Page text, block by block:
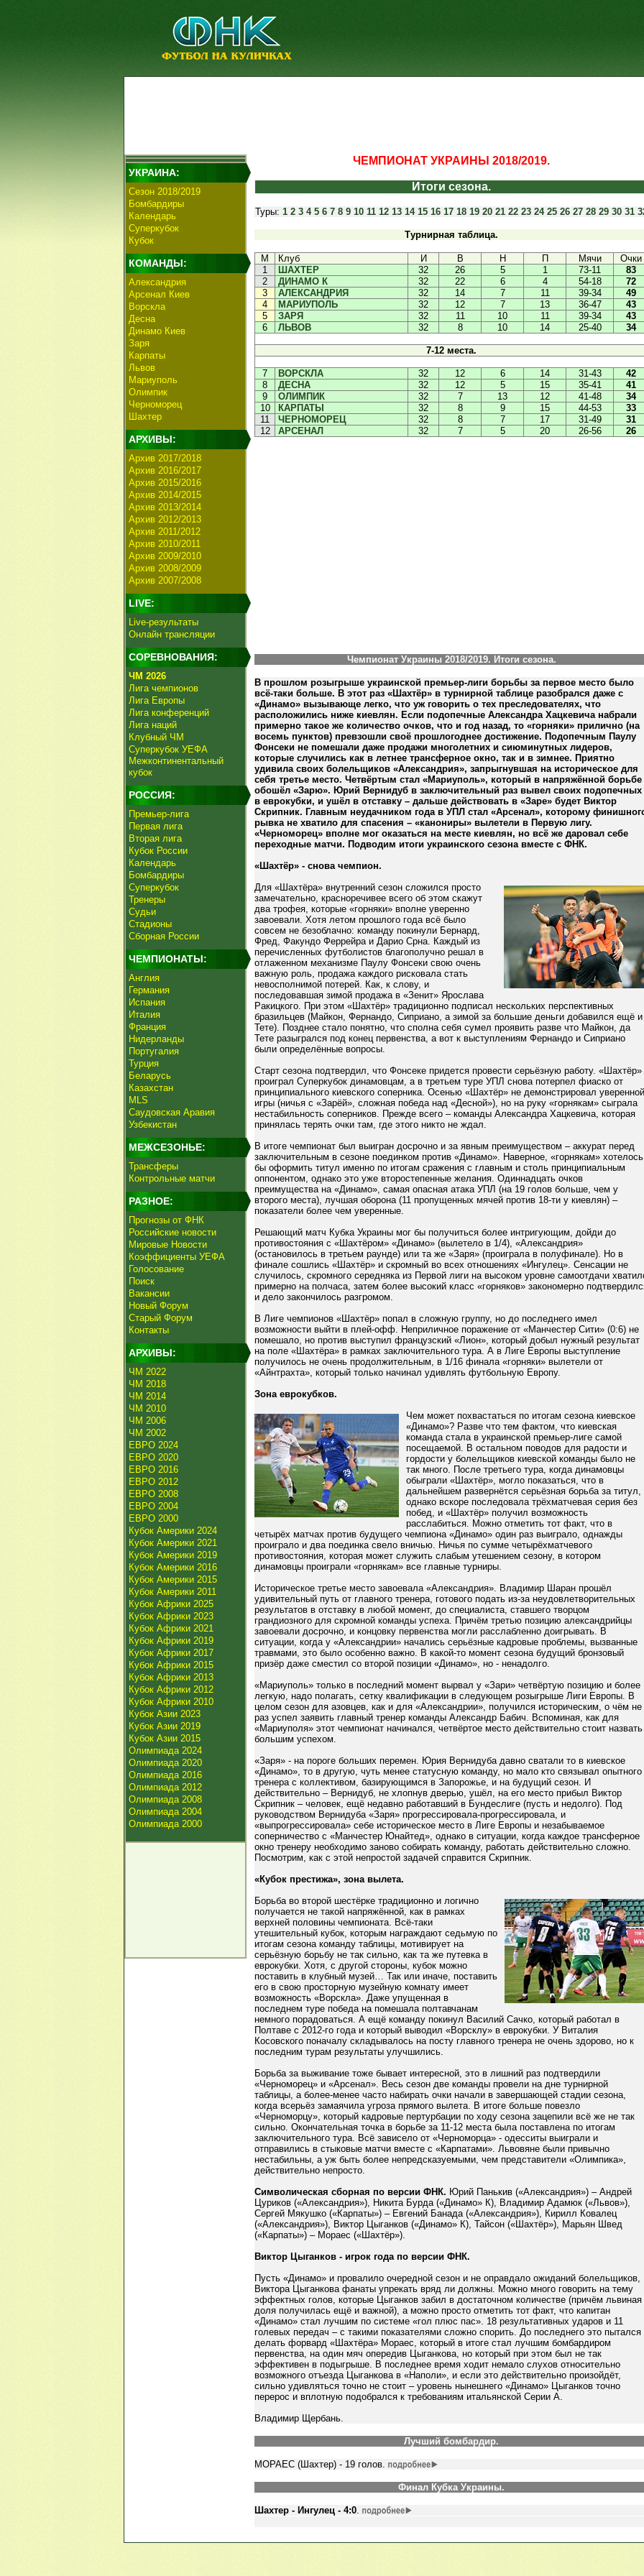
УКРАИНА:
Сезон 2018/2019
Бомбардиры
Календарь
Суперкубок
Кубок
КОМАНДЫ:
Александрия
Арсенал Киев
Ворскла
Десна
Динамо Киев
Заря
Карпаты
Львов
Мариуполь
Олимпик
Черноморец
Шахтер
АРХИВЫ:
Архив 2017/2018
Архив 2016/2017
Архив 2015/2016
Архив 2014/2015
Архив 2013/2014
Архив 2012/2013
Архив 2011/2012
Архив 2010/2011
Архив 2009/2010
Архив 2008/2009
Архив 2007/2008
LIVE:
Live-результаты
Онлайн трансляции
СОРЕВНОВАНИЯ:
ЧМ 2026
Лига чемпионов
Лига Европы
Лига конференций
Лига наций
Клубный ЧМ
Суперкубок УЕФА
Межконтинентальный
кубок
РОССИЯ:
Премьер-лига
Первая лига
Вторая лига
Кубок России
Календарь
Бомбардиры
Суперкубок
Тренеры
Судьи
Стадионы
Сборная России
ЧЕМПИОНАТЫ:
Англия
Германия
Испания
Италия
Франция
Нидерланды
Португалия
Турция
Беларусь
Казахстан
MLS
Саудовская Аравия
Узбекистан
МЕЖСЕЗОНЬЕ:
Трансферы
Контрольные матчи
РАЗНОЕ:
Прогнозы от ФНК
Российские новости
Мировые Новости
Коэффициенты УЕФА
Голосование
Поиск
Вакансии
Новый Форум
Старый Форум
Контакты
АРХИВЫ:
ЧМ 2022
ЧМ 2018
ЧМ 2014
ЧМ 2010
ЧМ 2006
ЧМ 2002
ЕВРО 2024
ЕВРО 2020
ЕВРО 2016
ЕВРО 2012
ЕВРО 2008
ЕВРО 2004
ЕВРО 2000
Кубок Америки 2024
Кубок Америки 2021
Кубок Америки 2019
Кубок Америки 2016
Кубок Америки 2015
Кубок Америки 2011
Кубок Африки 2025
Кубок Африки 2023
Кубок Африки 2021
Кубок Африки 2019
Кубок Африки 2017
Кубок Африки 2015
Кубок Африки 2013
Кубок Африки 2012
Кубок Африки 2010
Кубок Азии 2023
Кубок Азии 2019
Кубок Азии 2015
Олимпиада 2024
Олимпиада 2020
Олимпиада 2016
Олимпиада 2012
Олимпиада 2008
Олимпиада 2004
Олимпиада 2000
ЧЕМПИОНАТ УКРАИНЫ 2018/2019.
Итоги сезона.
Туры: 1 2 3 4 5 6 7 8 9 10 11 12 13 14 15 16 17 18 19 20 21 22 23 24 25 26 27 28 29 30 31
Турнирная таблица.
М Клуб И В Н П Мячи
Очки
1
ШАХТЕР 32 26 5 1 73-11
83
2
ДИНАМО К 32 22 6 4 54-18
72
3
АЛЕКСАНДРИЯ 32 14 7 11 39-34
49
4
МАРИУПОЛЬ 32 12 7 13 36-47
43
5
ЗАРЯ 32 11 10 11 39-34
43
6
ЛЬВОВ 32 8 10 14 25-40 34
7-12 места.
7 ВОРСКЛА 32 12 6 14 31-43
42
8
ДЕСНА 32 12 5 15 35-41
41
9
ОЛИМПИК 32 7 13 12 41-48
34
10
КАРПАТЫ 32 8 9 15 44-53
33
11
ЧЕРНОМОРЕЦ 32 8 7 17 31-49
31
12
АРСЕНАЛ 32 7 5 20 26-56 26
Чемпионат Украины 2018/2019. Итоги сезона.
В прошлом розыгрыше украинской премьер-лиги борьбы за первое место было
всё-таки больше. В этот раз «Шахтёр» в турнирной таблице разобрался даже с
«Динамо» вызывающе легко, что уж говорить о тех преследователях, что
расположились ниже киевлян. Если подопечные Александра Хацкевича набрали
примерно такое же количество очков, что и год назад, то «горняки» прилично (на
восемь пунктов) превзошли своё прошлогоднее достижение. Подопечным Паулу
Фонсеки не помешали даже продажи многолетних и сиюминутных лидеров,
которые случились как в летнее трансферное окно, так и в зимнее. Приятно
удивила своих болельщиков «Александрия», запрыгнувшая на историческое для
себя третье место. Четвёртым стал «Мариуполь», который в напряжённой борьбе
обошёл «Зарю». Юрий Вернидуб в заключительный раз вывел своих подопечных
в еврокубки, и ушёл в отставку – дальше действовать в «Заре» будет Виктор
Скрипник. Главным неудачником года в УПЛ стал «Арсенал», которому
рывка не хватило для спасения – «канониры» вылетели в Первую лигу.
«Черноморец» вполне мог оказаться на месте киевлян, но всё же даровал себе
переходные матчи. Подводим итоги украинского сезона вместе с ФНК.
«Шахтёр» - снова чемпион.
Для «Шахтёра» внутренний сезон сложился просто
замечательно, красноречивее всего об этом скажут
два трофея, которые «горняки» вполне уверенно
завоевали. Хотя летом прошлого года всё было
совсем не безоблачно: команду покинули Бернард,
Фред, Факундо Феррейра и Дарио Срна. Каждый из
перечисленных футболистов благополучно решал в
отлаженном механизме Паулу Фонсеки свою очень
важную роль, продажа каждого рисковала стать
невосполнимой потерей. Как, к слову, и
последовавшая зимой продажа в «Зенит» Ярослава
Ракицкого. При этом «Шахтёр» традиционно подписал нескольких перспективных
бразильцев (Майкон, Фернандо, Сиприано, а зимой за большие деньги добавился ещё и
Тете). Позднее стало понятно, что сполна себя сумел проявить разве что Майкон, да
Тете разыгрался под конец первенства, а вот к выступлениям Фернандо и Сиприано
были определённые вопросы.
Старт сезона подтвердил, что Фонсеке придется провести серьёзную работу. «Шахтёр»
проиграл Суперкубок динамовцам, а в третьем туре УПЛ снова потерпел фиаско от
принципиального киевского соперника. Осенью «Шахтёр» не демонстрировал уверенной
игры (ничья с «Зарёй», сложная победа над «Десной»), но на руку «горнякам» сыграла
нестабильность соперников. Прежде всего – команды Александра Хацкевича, которая
принялась терять очки там, где этого никто не ждал.
В итоге чемпионат был выигран досрочно и за явным преимуществом – аккурат перед
заключительным в сезоне поединком против «Динамо». Наверное, «горнякам» хотелось
бы оформить титул именно по итогам сражения с главным и столь принципиальным
оппонентом, однако это уже второстепенные желания. Одиннадцать очков
преимущества на «Динамо», самая опасная атака УПЛ (на 19 голов больше, чем у
второго места), лучшая оборона (11 пропущенных мячей против 18-ти у киевлян) –
показатели более чем уверенные.
Решающий матч Кубка Украины мог бы получиться более интригующим, дойди до
противостояния с «Шахтёром» «Динамо» (вылетело в 1/4), «Александрия»
(остановилось в третьем раунде) или та же «Заря» (проиграла в полуфинале). Но в
финале сошлись «Шахтёр» и скромный во всех отношениях «Ингулец». Сенсации не
случилось, скромного середняка из Первой лиги на высоком уровне самоотдачи
примерно на полчаса, затем более высокий класс «горняков» закономерно
и дело закончилось разгромом.
В Лиге чемпионов «Шахтёр» попал в сложную группу, но до последнего имел
возможности выйти в плей-офф. Неприличное поражение от «Манчестер Сити» (0:6) не
помешало, но против выступил французский «Лион», который добыл нужный результат
на поле «Шахтёра» в рамках заключительного тура. А в Лиге Европы выступление
получилось не очень продолжительным, в 1/16 финала «горняки» вылетели от
«Айнтрахта», который только начинал удивлять футбольную Европу.
Зона еврокубков.
Чем может похвастаться по итогам сезона киевское
«Динамо»? Разве что тем фактом, что киевская
команда стала в украинской премьер-лиге самой
посещаемой. В остальном поводов для радости и
гордости у болельщиков киевской команды было не
так много. После третьего тура, когда динамовцы
обыграли «Шахтёр», могло показаться, что в
дальнейшем развернётся серьёзная борьба за титул,
однако вскоре последовала трёхматчевая серия без
побед, и «Шахтёр» получил возможность
расслабиться. Можно отметить тот факт, что в
четырёх матчах против будущего чемпиона «Динамо» один раз выиграло, однажды
проиграло и два поединка свело вничью. Ничья по сумме четырёхматчевого
противостояния, которая может служить слабым утешением сезону, в котором
динамовцы проиграли «горнякам» все главные турниры.
Историческое третье место завоевала «Александрия». Владимир Шаран прошёл
удивительный путь от главного тренера, готового подать из-за неудовлетворительных
результатов в отставку в любой момент, до специалиста, ставшего творцом
грандиозного для скромной команды успеха. Причём третью позицию александрийцы
завоевали досрочно, и концовку первенства могли расслабленно доигрывать. В
ситуации, когда у «Александрии» начались серьёзные кадровые проблемы, вызванные
травмами, это было особенно важно. В какой-то момент сезона будущий бронзовый
призёр даже сместил со второй позиции «Динамо», но - ненадолго.
«Мариуполь» только в последний момент вырвал у «Зари» четвёртую позицию и более
легкую, надо полагать, сетку квалификации в следующем розыгрыше Лиги Европы. В
целом сезон для азовцев, как и для «Александрии», получился историческим, о чём не
раз успел заявить главный тренер команды Александр Бабич. Вспоминая, как для
«Мариуполя» этот чемпионат начинался, четвёртое место действительно стоит назвать
большим успехом.
«Заря» - на пороге больших перемен. Юрия Вернидуба давно сватали то в киевское
«Динамо», то в другую, чуть менее статусную команду, но мало кто связывал опытного
тренера с коллективом, базирующимся в Запорожье, и на будущий сезон. И
действительно – Вернидуб, не хлопнув дверью, ушёл, на его место прибыл Виктор
Скрипник – человек, ещё недавно работавший в Бундеслиге (пусть и недолго). Под
руководством Вернидуба «Заря» прогрессировала-прогрессировала, и
«выпрогрессировала» себе историческое место в Лиге Европы и незабываемое
соперничество с «Манчестер Юнайтед», однако в ситуации, когда каждое трансферное
окно тренеру необходимо заново собирать команду, работать действительно сложно.
Посмотрим, как с этой непростой задачей справится Скрипник.
«Кубок престижа», зона вылета.
Борьба во второй шестёрке традиционно и логично
получается не такой напряжённой, как в рамках
верхней половины чемпионата. Всё-таки
утешительный кубок, которым награждают седьмую по
итогам сезона команду таблицы, мотивирует на
серьёзную борьбу не так сильно, как та же путевка в
еврокубки. Хотя, с другой стороны, кубок можно
поставить в клубный музей… Так или иначе, поставить
его в свою просторную музейную комнату имеет
возможность «Ворскла». Даже упущенная в
последнем туре победа на помешала полтавчанам
немного порадоваться. А ещё команду покинул Василий Сачко, который работал в
Полтаве с 2012-го года и который выводил «Ворсклу» в еврокубки. У Виталия
Косовского поначалу складывалось на посту главного тренера не очень здорово, но к
последним турам результаты улучшились.
Борьба за выживание тоже бывает интересной, это в лишний раз подтвердили
«Черноморец» и «Арсенал». Весь сезон две команды провели на дне турнирной
таблицы, а более-менее часто набирать очки начали в завершающей стадии сезона,
когда всерьёз замаячила угроза прямого вылета. В итоге больше повезло
«Черноморцу», который кадровые пертурбации по ходу сезона зацепили всё же не так
сильно. Окончательная точка в борьбе за 11-12 места была поставлена по итогам
заключительного тура. Всё зависело от «Черноморца» - одесситы выиграли и
отправились в стыковые матчи вместе с «Карпатами». Львовяне были привычно
нестабильны, а уж быть более непредсказуемыми, чем представители «Олимпика»,
действительно непросто.
Символическая сборная по версии ФНК. Юрий Панькив («Александрия») – Андрей
Цуриков («Александрия»), Никита Бурда («Динамо» К), Владимир Адамюк («Львов»),
Сергей Мякушко («Карпаты») – Евгений Банада («Александрия»), Кирилл Ковалец
(«Александрия»), Виктор Цыганков («Динамо» К), Тайсон («Шахтёр»), Марьян Швед
(«Карпаты») – Мораес («Шахтёр»).
Виктор Цыганков - игрок года по версии ФНК.
Пусть «Динамо» и провалило очередной сезон и не оправдало ожиданий болельщиков,
Виктора Цыганкова фанаты упрекать вряд ли должны. Можно много говорить на тему
эффектных голов, которые Цыганков забил в достаточном количестве (причём львиная
доля получилась ещё и важной), а можно просто отметить тот факт, что капитан
«Динамо» стал лучшим по системе «гол плюс пас». 18 результативных ударов и 11
голевых передач – с такими показателями сложно спорить. До последнего это пытался
делать форвард «Шахтёра» Мораес, который в итоге стал лучшим бомбардиром
первенства, на один мяч опередив Цыганкова, но который при этом был не так
эффективен в подыгрыше. В последнее время ходит немало слухов относительно
возможного отъезда Цыганкова в «Наполи», и если это действительно произойдёт,
сильно удивляться точно не стоит – уровень нынешнего «Динамо» Цыганков точно
перерос и вплотную подобрался к требованиям итальянской Серии А.
Владимир Щербань.
Лучший бомбардир.
МОРАЕС (Шахтер) - 19 голов.
Финал Кубка Украины.
Шахтер - Ингулец - 4:0.